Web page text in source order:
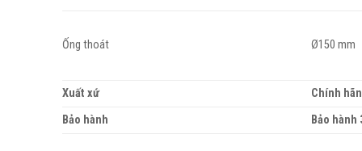
Ống thoát Ø150 mm
Xuất xứ
Chính
Bảo hành
Bảo hành